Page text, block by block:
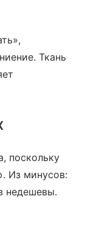
Ткань
поскольку
Из минусов:
недешевы.